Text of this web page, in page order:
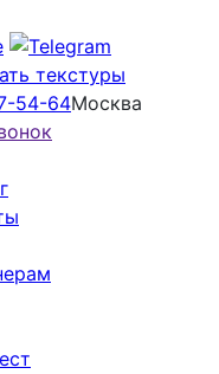
текстуры
54-64Москва